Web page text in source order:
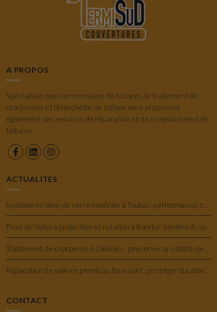
A PROPOS
Spécialisée dans la rénovation de toitures, le traitement de
charpentes et l'étanchéité de toiture nous proposons
également des services de réparation et de remplacement de
toitures.
ACTUALITÉS
Isolation en laine de verre minérale à Toulon : performance, confort et économie
Pose de Velux à projection et rotation à Bandol : lumière & confort savoir-faire
Traitement de charpente à Ollioules : préserver la solidité de votre maison
Réparation de solin en plomb au Beausset : protéger durablement votre toiture
CONTACT